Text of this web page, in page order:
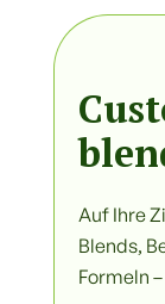
Auf Ihre
Blends,
Formeln